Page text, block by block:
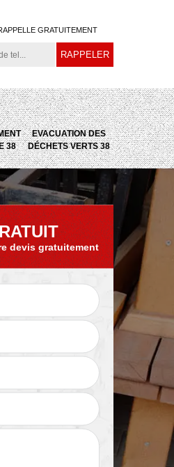
GRATUITEMENT
38
EVACUATION DES
DÉCHETS VERTS 38
Evacuation des
déchets verts 38
devis gratuitement